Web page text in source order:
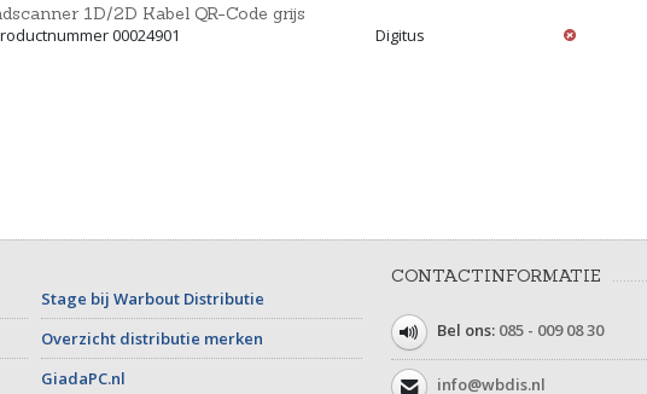
1D/2D Kabel QR-Code grijs
00024901
Digitus
Stage bij Warbout Distributie
Overzicht distributie merken
GiadaPC.nl
CONTACTINFORMATIE
Bel ons: 085 - 009 08 30
info@wbdis.nl